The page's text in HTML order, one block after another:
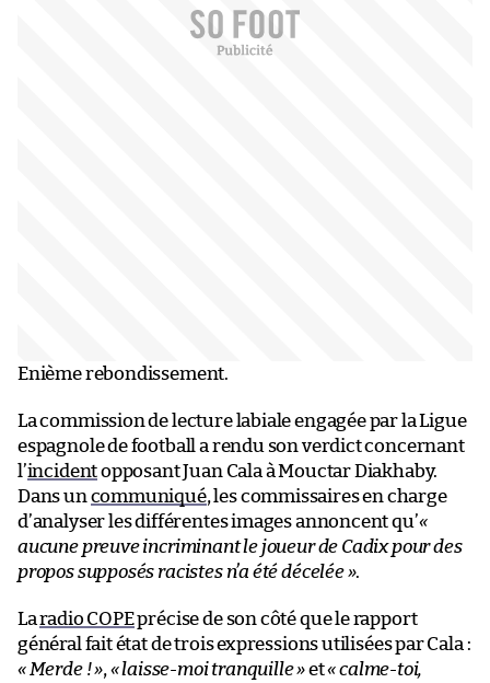
Enième rebondissement.
La commission de lecture labiale engagée par la Ligue
espagnole de football a rendu son verdict concernant
l’incidentopposant Juan Cala à Mouctar Diakhaby.
Dans un communiqué, les commissaires en charge
d’analyser les différentes images annoncent qu’«
aucune preuve incriminant le joueur de Cadix pour des
propos supposés racistes n’a été décelée ».
Laradio COPEprécise de son côté que le rapport
général fait état de trois expressions utilisées par Cala :
« Merde ! », « laisse-moi tranquille »et« calme-toi,